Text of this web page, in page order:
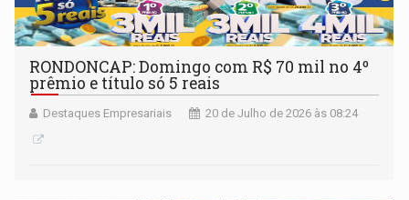
RONDONCAP: Domingo com R$ 70 mil no 4º
prêmio e título só 5 reais
Destaques Empresariais 20 de Julho de 2026 às 08:24